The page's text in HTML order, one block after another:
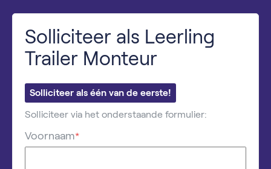
Solliciteer als Leerling
Trailer Monteur
Solliciteer als één van de eerste!
Solliciteer via het onderstaande formulier:
Voornaam*